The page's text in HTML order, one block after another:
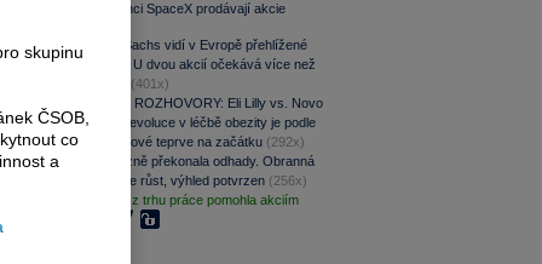
Zaměstnanci SpaceX prodávají akcie
Goldman Sachs vidí v Evropě přehlížené
příležitosti. U dvou akcií očekává více než
(401x)
PODCAST ROZHOVORY: Eli Lilly vs. Novo
Nordisk. Revoluce v léčbě obezity je podle
MUDr. Kunové teprve na začátku (292x)
CSG výrazně překonala odhady. Obranná
divize táhne růst, výhled potvrzen (256x)
Slabá data z trhu práce pomohla akciím
skupinu
ČSOB,
co
a